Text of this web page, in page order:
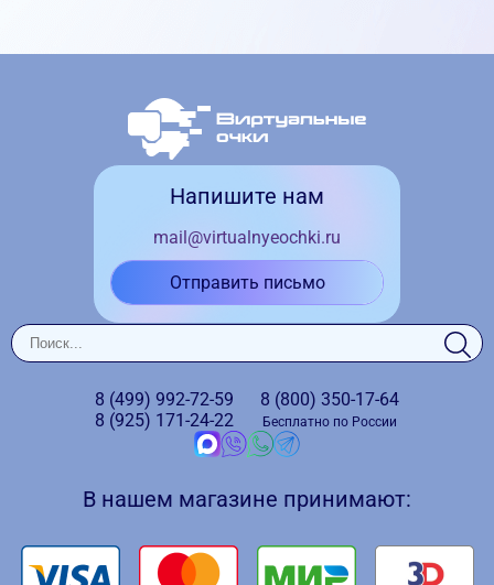
Напишите нам
mail@virtualnyeochki.ru
Отправить письмо
8 (499) 992-72-59
8 (925) 171-24-22
8 (800) 350-17-64
Бесплатно по России
В нашем магазине принимают: